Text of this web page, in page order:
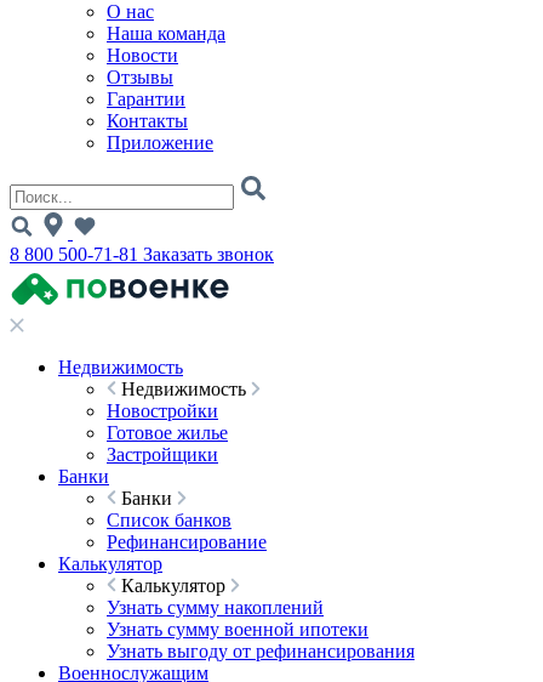
О нас
Наша команда
Новости
Отзывы
Гарантии
Контакты
Приложение
8 800 500-71-81 Заказать звонок
Недвижимость
Недвижимость
Новостройки
Готовое жилье
Застройщики
Банки
Банки
Список банков
Рефинансирование
Калькулятор
Калькулятор
Узнать сумму накоплений
Узнать сумму военной ипотеки
Узнать выгоду от рефинансирования
Военнослужащим